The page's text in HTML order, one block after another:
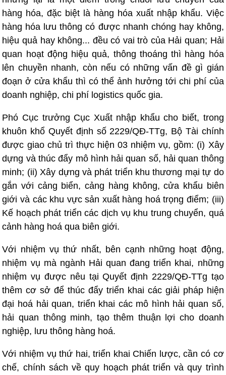
hàng hóa, đặc biệt là hàng hóa xuất nhập khẩu. Việc
hàng hóa lưu thông có được nhanh chóng hay không,
hiệu quả hay không... đều có vai trò của Hải quan; Hải
quan hoạt động hiệu quả, thông thoáng thì hàng hóa
lên chuyền nhanh, còn nếu có những vấn đề gì gián
đoạn ở cửa khẩu thì có thể ảnh hưởng tới chi phí của
doanh nghiệp, chi phí logistics quốc gia.
Phó Cục trưởng Cục Xuất nhập khẩu cho biết, trong
khuôn khổ Quyết định số 2229/QĐ-TTg, Bộ Tài chính
được giao chủ trì thực hiện 03 nhiệm vụ, gồm: (i) Xây
dựng và thúc đẩy mô hình hải quan số, hải quan thông
minh; (ii) Xây dựng và phát triển khu thương mại tự do
gắn với cảng biển, cảng hàng không, cửa khẩu biên
giới và các khu vực sản xuất hàng hoá trọng điểm; (iii)
Kế hoạch phát triển các dịch vụ khu trung chuyển, quá
cảnh hàng hoá qua biên giới.
Với nhiệm vụ thứ nhất, bên cạnh những hoạt động,
nhiệm vụ mà ngành Hải quan đang triển khai, những
nhiệm vụ được nêu tại Quyết định 2229/QĐ-TTg tạo
thêm cơ sở để thúc đẩy triển khai các giải pháp hiện
đại hoá hải quan, triển khai các mô hình hải quan số,
hải quan thông minh, tạo thêm thuận lợi cho doanh
nghiệp, lưu thông hàng hoá.
Với nhiệm vụ thứ hai, triển khai Chiến lược, cần có cơ
chế, chính sách về quy hoạch phát triển và quy trình